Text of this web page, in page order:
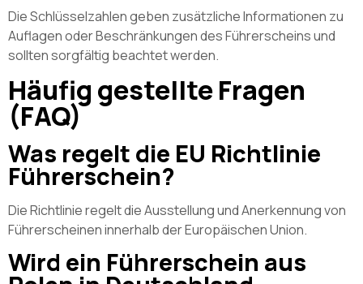
Die Schlüsselzahlen geben zusätzliche Informationen zu
Auflagen oder Beschränkungen des Führerscheins und
sollten sorgfältig beachtet werden.
Häufig gestellte Fragen
(FAQ)
Was regelt die EU Richtlinie
Führerschein?
Die Richtlinie regelt die Ausstellung und Anerkennung von
Führerscheinen innerhalb der Europäischen Union.
Wird ein Führerschein aus